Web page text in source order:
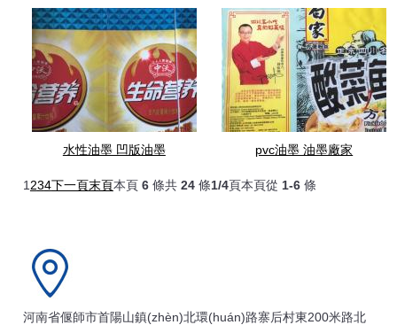
水性油墨 凹版油墨 pvc油墨 油墨廠家
1 234下一頁末頁本頁 6條共24 條1/4頁本頁從 1-6條
河南省偃師市首陽山鎮(zhèn)北環(huán)路寨后村東200米路北